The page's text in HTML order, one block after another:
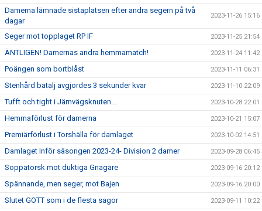
Damerna lämnade sistaplatsen efter andra segern på två
dagar
2023-11-26 15:16
Seger mot topplaget RP IF 2023-11-25 21:54
ÄNTLIGEN! Damernas andra hemmamatch! 2023-11-24 11:42
Poängen som bortblåst 2023-11-11 06:31
Stenhård batalj avgjordes 3 sekunder kvar 2023-11-10 22:09
Tufft och tight i Järnvägsknuten... 2023-10-28 22:01
Hemmaförlust för damerna 2023-10-21 15:07
Premiärförlust i Torshälla för damlaget 2023-10-02 14:51
Damlaget Inför säsongen 2023-24- Division 2 damer 2023-09-28 06:45
Soppatorsk mot duktiga Gnagare 2023-09-16 20:12
Spännande, men seger, mot Bajen 2023-09-16 20:00
Slutet GOTT som i de flesta sagor 2023-09-11 10:22